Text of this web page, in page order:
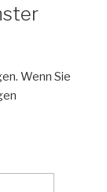
Wenn Sie